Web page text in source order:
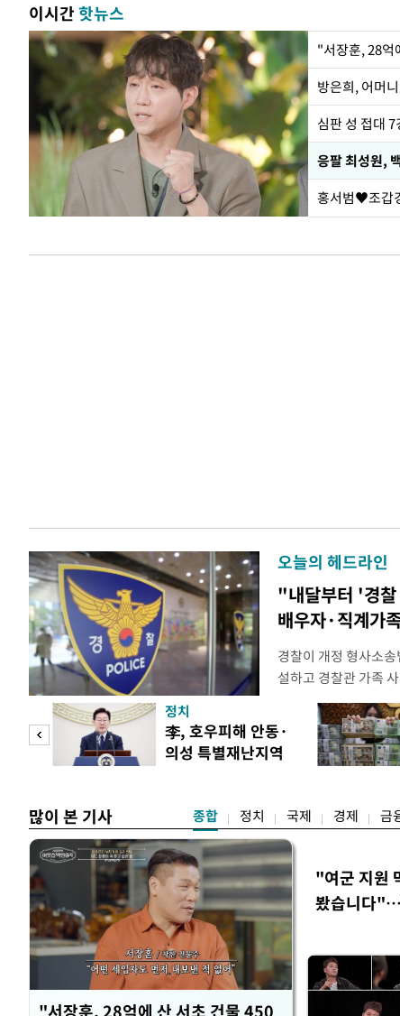
이시간핫뉴스
"서장훈, 28억
방은희, 어머
심판 성 접대
응팔 최성원,
홍서범♥조갑
오늘의 헤드라인
"내달부터 '경
배우자·직계가
경찰이 개정 형사소
설하고 경찰관 가족
피제'를 도입한다. 경
후속 조치 태스크포
우선 올해 하반기 인
하던 수사감찰 기능을
정치
李, 호우피해 안동·
의성 특별재난지역
많이 본 기사 종합 정치 국제 경제 금
"서장훈, 28억에 산 서초 건물 450
"여군 지원
봤습니다